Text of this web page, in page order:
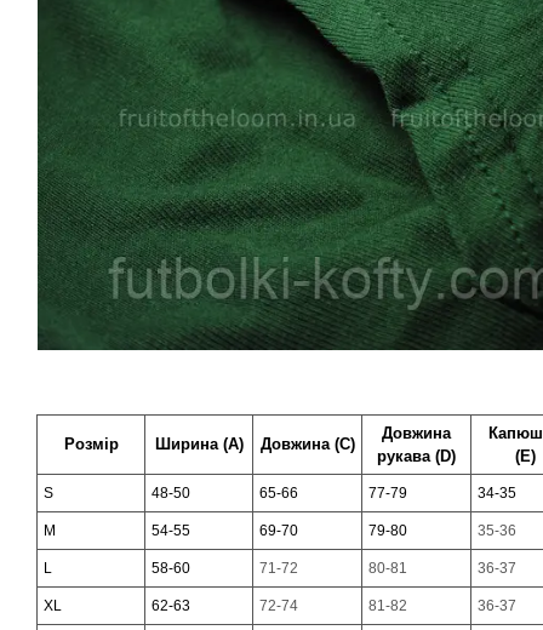
Розмір Ширина (А) Довжина (С)
Довжина
рукава (D)
(Е)
S 48-50 65-66 77-79 34-35
M 54-55 69-70 79-80 35-36
L 58-60 71-72 80-81 36-37
XL 62-63 72-74 81-82 36-37